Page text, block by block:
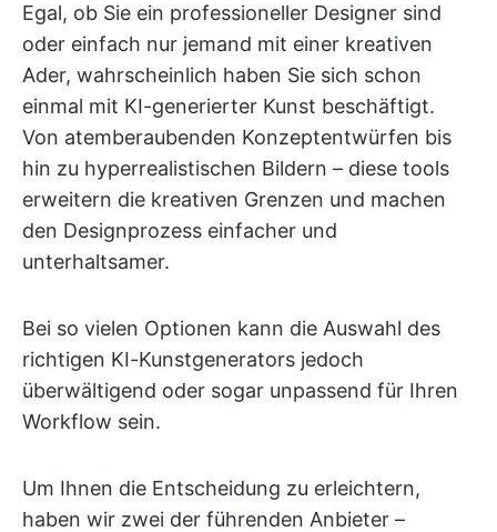
Egal, ob Sie ein professioneller Designer sind
oder einfach nur jemand mit einer kreativen
Ader, wahrscheinlich haben Sie sich schon
einmal mit KI-generierter Kunst beschäftigt.
Von atemberaubenden Konzeptentwürfen bis
hin zu hyperrealistischen Bildern – diese tools
erweitern die kreativen Grenzen und machen
den Designprozess einfacher und
unterhaltsamer.
Bei so vielen Optionen kann die Auswahl des
richtigen KI-Kunstgenerators jedoch
überwältigend oder sogar unpassend für Ihren
Workflow sein.
Um Ihnen die Entscheidung zu erleichtern,
haben wir zwei der führenden Anbieter –